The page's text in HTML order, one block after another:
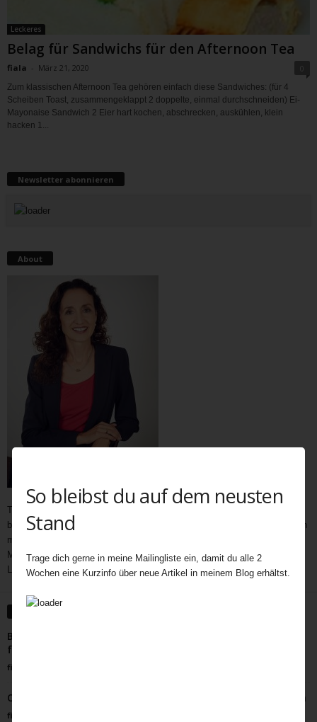
Leckeres
Belag für Sandwichs für den Afternoon Tea
fiala - März 21, 2020
Zum klassischen Afternoon Tea gehören einfach diese Sandwiches: (für 4
Scheiben Toast, zusammengeklappt 2 doppelte, einmal durchschneiden) Ei-
Mayonaise Sandwich 2 Eier hart kochen, abschrecken, auskühlen, klein
hacken 1...
Newsletter abonnieren
About
Teatime als wichtiger und immer noch unerschöpflicher Bestandteil der
britischen Kultur bietet Gelegenheit zum Austausch auf vielen Ebenen. In
meine Teatime gehören Gespräche,
Menschen außerhalb des Rampenlichts, die aber Besonderes in ihrem
Leben geleistet haben, Menschen, die eine Inspiration für uns sind.
Bell Ringing Probe im Glockenturm – ein spannender Abend
für mich.
fiala
Oster Simnel Kuchen – ein britischer Klassiker zum Verlieben
fiala
So bleibst du auf dem neusten
Stand
Trage dich gerne in meine Mailingliste ein, damit du alle 2
Wochen eine Kurzinfo über neue Artikel in meinem Blog erhältst.